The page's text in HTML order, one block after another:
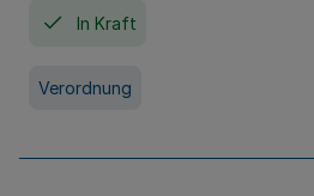
In Kraft
Verordnung